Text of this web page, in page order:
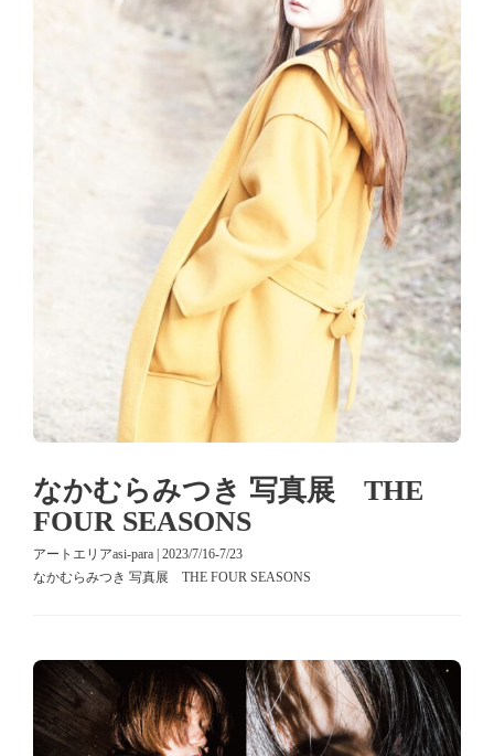
なかむらみつき 写真展 THE
FOUR SEASONS
アートエリアasi-para | 2023/7/16-7/23
なかむらみつき 写真展 THE FOUR SEASONS